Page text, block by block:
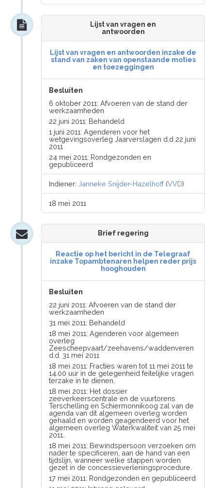
Lijst van vragen en
antwoorden
Lijst van vragen en antwoorden inzake de
stand van zaken van openstaande moties
en toezeggingen
Besluiten
6 oktober 2011: Afvoeren van de stand der
werkzaamheden
22 juni 2011: Behandeld
1 juni 2011: Agenderen voor het
wetgevingsoverleg Jaarverslagen d.d 22 juni
2011
24 mei 2011: Rondgezonden en
gepubliceerd
Indiener:Janneke Snijder-Hazelhoff(VVD)
18 mei 2011
Brief regering
Reactie op het bericht in de Telegraaf
inzake Topambtenaren helpen reder prijs
hooghouden
Besluiten
22 juni 2011: Afvoeren van de stand der
werkzaamheden
31 mei 2011: Behandeld
18 mei 2011: Agenderen voor algemeen
overleg
Zeescheepvaart/zeehavens/waddenveren
d.d. 31 mei 2011
18 mei 2011: Fracties waren tot 11 mei 2011 te
14.00 uur in de gelegenheid feitelijke vragen
terzake in te dienen.
18 mei 2011: Het dossier
zeeverkeerscentrale en de vuurtorens
Terschelling en Schiermonnikoog zal van de
agenda van dit algemeen overleg worden
gehaald en worden geagendeerd voor het
algemeen overleg Waterkwaliteit van 25 mei
2011.
18 mei 2011: Bewindspersoon verzoeken om
nader te specificeren, aan de hand van een
tijdslijn, wanneer welke stappen worden
gezet in de concessieverleningsprocedure.
17 mei 2011: Rondgezonden en gepubliceerd